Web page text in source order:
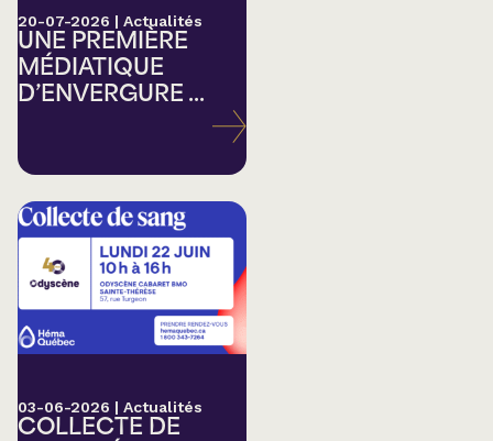
20-07-2026 | Actualités
UNE PREMIÈRE
MÉDIATIQUE
D’ENVERGURE ...
03-06-2026 | Actualités
COLLECTE DE